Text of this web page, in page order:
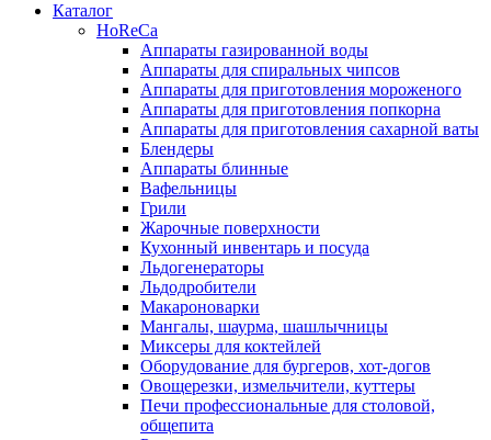
Каталог
HoReCa
Аппараты газированной воды
Аппараты для спиральных чипсов
Аппараты для приготовления мороженого
Аппараты для приготовления попкорна
Аппараты для приготовления сахарной ваты
Блендеры
Аппараты блинные
Вафельницы
Грили
Жарочные поверхности
Кухонный инвентарь и посуда
Льдогенераторы
Льдодробители
Макароноварки
Мангалы, шаурма, шашлычницы
Миксеры для коктейлей
Оборудование для бургеров, хот-догов
Овощерезки, измельчители, куттеры
Печи профессиональные для столовой,
общепита